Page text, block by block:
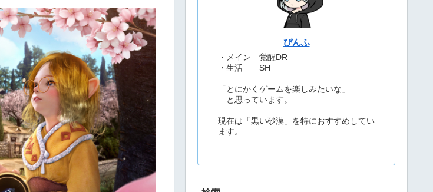
ぴんふ
・メイン 覚醒DR
・生活 SH
「とにかくゲームを楽しみたいな」
と思っています。
現在は「黒い砂漠」を特におすすめしてい
ます。